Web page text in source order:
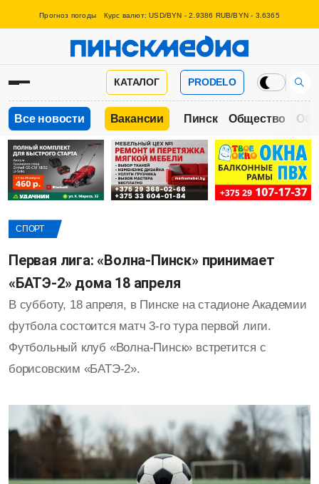
Прогноз погоды Курс валют: USD/BYN - 2.9386 RUB/BYN - 3.6365
КАТАЛОГ PRODELO
Все новости Вакансии Пинск Общество
СПОРТ
Первая лига: «Волна-Пинск» принимает
«БАТЭ-2» дома 18 апреля
В субботу, 18 апреля, в Пинске на стадионе Академии
футбола состоится матч 3-го тура первой лиги.
Футбольный клуб «Волна-Пинск» встретится с
борисовским «БАТЭ-2».